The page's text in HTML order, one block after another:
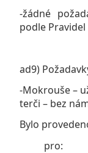
-žádné
podle Pravidel
ad9)
-Mokrouše –
terči – bez
Bylo
pro: